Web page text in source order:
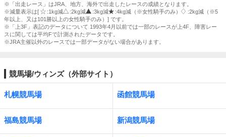
※「出走レース」はJRA、地方、海外で出走したレースの成績となります。
※減量表示は[
:1kg減 :2kg減 :3kg減 :4kg減（※女性騎手のみ）
:2kg減（※5
年以上、又は101勝以上の女性騎手のみ）] です。
※「上3F」表記のデータについて 1993年4月以前では一部のレースが上4F、障害レー
スに関しては平均Fで計測されたデータです。
※JRA主催以外のレースでは一部データがない場合があります。
競馬場/ウィンズ（外部サイト）
札幌競馬場 函館競馬場
福島競馬場 新潟競馬場